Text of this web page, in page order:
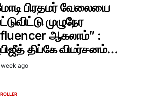
பிரதமர் வேலையை
முழுநேர
ஆகலாம்” :
திப்கே விமர்சனம்…
week ago